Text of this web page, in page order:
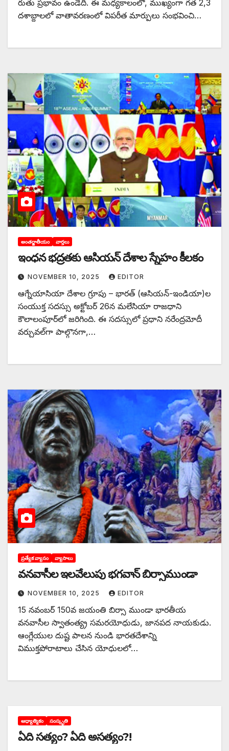
రుతు ప్రభావం ఉండేది. ఈ మధ్యకాలంలో, ముఖ్యంగా గత 2,3
దశాబ్దాలలో వాతావరణంలో విపరీత మార్పులు సంభవించి…
అంతర్జాతీయం వార్తలు
ఇంధన భద్రతకు ఆసియన్‌ దేశాల స్నేహం కీలకం
NOVEMBER 10, 2025 EDITOR
ఆగ్నేయాసియా దేశాల గ్రూపు – భారత్‌ (ఆసియన్‌-ఇండియా)ల
సంయుక్త సదస్సు అక్టోబర్‌ 26న మలేసియా రాజధాని
కౌలాలంపూర్‌లో జరిగింది. ఈ సదస్సులో ప్రధాని నరేంద్రమోదీ
వర్చువల్‌గా పాల్గొనగా,…
ప్రత్యేక వ్యాసం వ్యాసాలు
వనవాసీల ఇలవేలుపు భగవాన్‌ బిర్సాముండా
NOVEMBER 10, 2025 EDITOR
15 నవంబర్‌ 150వ జయంతి బిర్సా ముండా భారతీయ
వనవాసీల స్వాతంత్య్ర సమరయోధుడు, జానపద నాయకుడు.
ఆంగ్లేయుల దుష్ట పాలన నుండి భారతదేశాన్ని
విముక్తపోరాటాలు చేసిన యోధులలో…
ఆధ్యాత్మికం సంస్కృతి
ఏది సత్యం? ఏది అసత్యం?!